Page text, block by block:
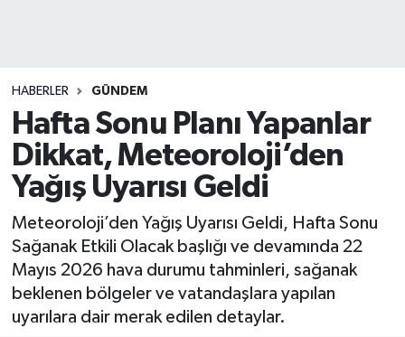
HABERLER GÜNDEM
Hafta Sonu Planı Yapanlar
Dikkat, Meteoroloji’den
Yağış Uyarısı Geldi
Meteoroloji’den Yağış Uyarısı Geldi, Hafta Sonu
Sağanak Etkili Olacak başlığı ve devamında 22
Mayıs 2026 hava durumu tahminleri, sağanak
beklenen bölgeler ve vatandaşlara yapılan
uyarılara dair merak edilen detaylar.
EREĞLİ
GÖKÇEBEY
KARABÜK
KASTAMONU